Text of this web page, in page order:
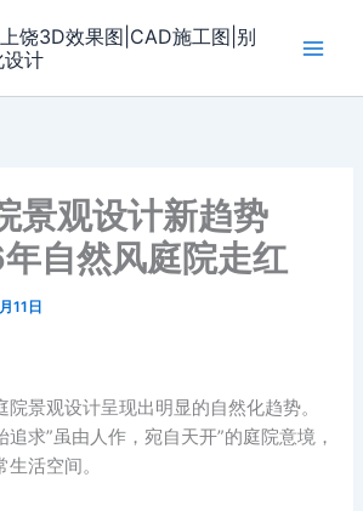
饶3D效果图|CAD施工图|别
设计
景观设计新趋势
自然风庭院走红
11日
院景观设计呈现出明显的自然化趋势。
求”虽由人作，宛自天开”的庭院意境，
活空间。